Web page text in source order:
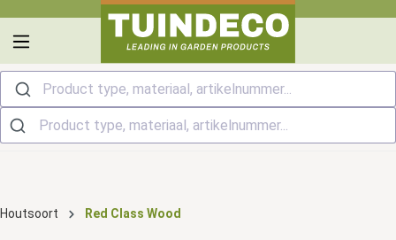
Product type, materiaal, artikelnummer...
Houtsoort Red Class Wood